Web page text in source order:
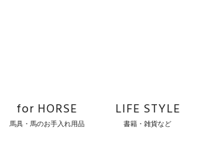
for HORSE
馬具・馬のお手入れ用品
LIFE STYLE
書籍・雑貨など